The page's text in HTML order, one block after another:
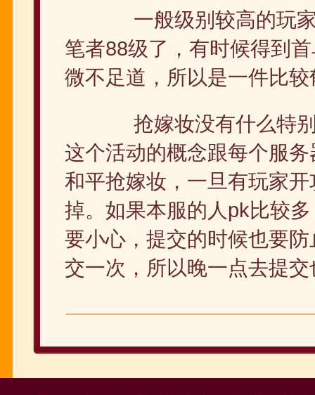
一般级别较高的玩家
笔者88级了，有时候得到
微不足道，所以是一件比
抢嫁妆没有什么特别
这个活动的概念跟每个服
和平抢嫁妆，一旦有玩家
掉。如果本服的人pk比较
要小心，提交的时候也要
交一次，所以晚一点去提